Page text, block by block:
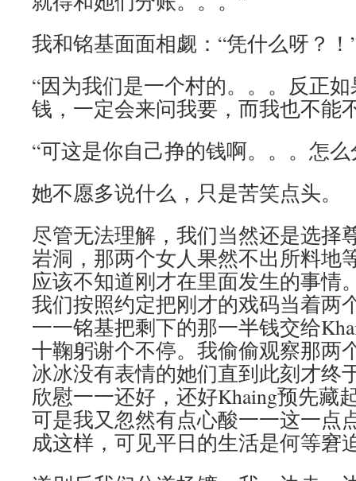
我和铭基面面相觑：“凭什么呀？！
“因为我们是一个村的。。。反正
钱，一定会来问我要，而我也不能
“可这是你自己挣的钱啊。。。怎
她不愿多说什么，只是苦笑点头。
尽管无法理解，我们当然还是选择
岩洞，那两个女人果然不出所料地
应该不知道刚才在里面发生的事情
我们按照约定把刚才的戏码当着两
一一铭基把剩下的那一半钱交给
十鞠躬谢个不停。我偷偷观察那两
冰冰没有表情的她们直到此刻才终
欣慰一一还好，还好Khaing预先藏
可是我又忽然有点心酸一一这一点
成这样，可见平日的生活是何等窘